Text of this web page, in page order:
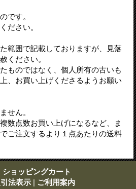
です。
ださい。
範囲で記載しておりますが、見落
ください。
ものではなく、個人所有の古いも
、お買い上げくださるようお願い
せん。
数点数お買い上げになるなど、ま
ご注文するより１点あたりの送料
ショッピングカート
法表示 | ご利用案内